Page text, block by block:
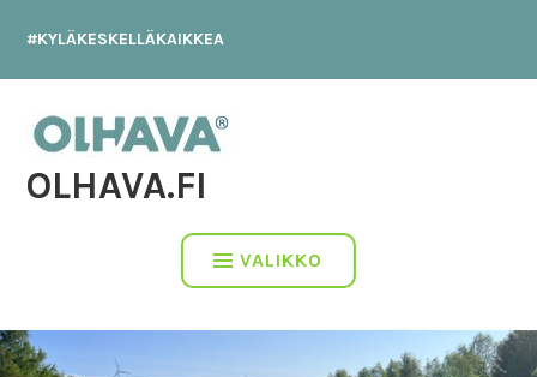
sisältöön
#KYLÄKESKELLÄKAIKKEA
OLHAVA.FI
VALIKKO